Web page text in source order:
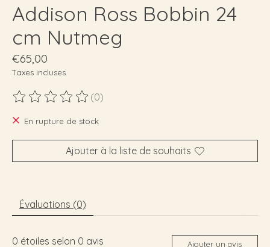
Addison Ross Bobbin 24
cm Nutmeg
€65,00
Taxes incluses
Ce produit est évalué à
(0)
En rupture de stock
Ajouter à la liste de souhaits
Évaluations (0)
0 étoiles selon 0 avis Ajouter un avis